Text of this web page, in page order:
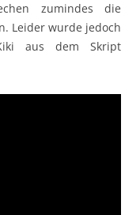
zumindes die
Leider wurde jedoch
aus dem Skript